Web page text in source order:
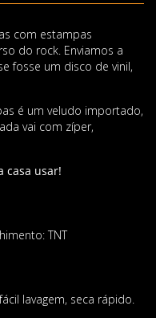
com estampas
do rock. Enviamos a
fosse um disco de vinil,
é um veludo importado,
vai com zíper,
casa usar!
TNT
lavagem, seca rápido.